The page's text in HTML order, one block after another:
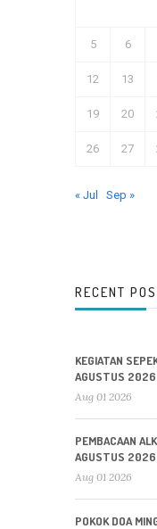
5 6
12 13
19 20
26 27
« Jul Sep »
RECENT
KEGIATAN
AGUSTUS 2026
Aug 01 2026
PEMBACAAN
AGUSTUS 2026
Aug 01 2026
POKOK DOA